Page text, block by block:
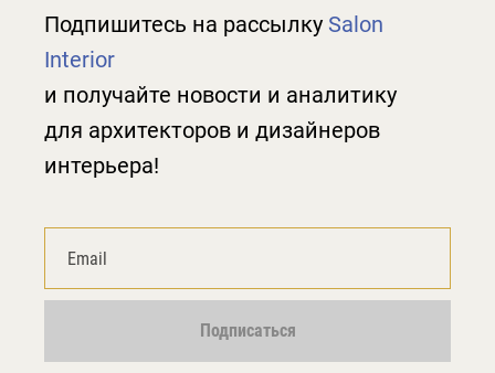
Подпишитесь на рассылку Salon
Interior
и получайте новости и аналитику
для архитекторов и дизайнеров
интерьера!
Подписаться